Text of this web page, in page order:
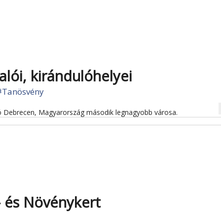
kirándulóhelyei
Magyarország második legnagyobb városa.
Növénykert